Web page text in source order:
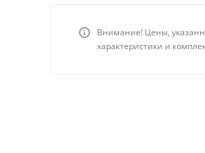
Внимание! Цены,
характеристики и